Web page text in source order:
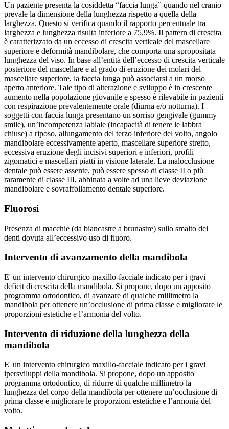
Un paziente presenta la cosiddetta “faccia lunga” quando nel cranio
prevale la dimensione della lunghezza rispetto a quella della
larghezza. Questo si verifica quando il rapporto percentuale tra
larghezza e lunghezza risulta inferiore a 75,9%. Il pattern di crescita
è caratterizzato da un eccesso di crescita verticale del mascellare
superiore e deformità mandibolare, che comporta una spropositata
lunghezza del viso. In base all’entità dell’eccesso di crescita verticale
posteriore del mascellare e al grado di eruzione dei molari del
mascellare superiore, la faccia lunga può associarsi a un morso
aperto anteriore. Tale tipo di alterazione e sviluppo è in crescente
aumento nella popolazione giovanile e spesso è rilevabile in pazienti
con respirazione prevalentemente orale (diurna e/o notturna). I
soggetti con faccia lunga presentano un sorriso gengivale (gummy
smile), un’incompetenza labiale (incapacità di tenere le labbra
chiuse) a riposo, allungamento del terzo inferiore del volto, angolo
mandibolare eccessivamente aperto, mascellare superiore stretto,
eccessiva eruzione degli incisivi superiori e inferiori, profili
zigomatici e mascellari piatti in visione laterale. La malocclusione
dentale può essere assente, può essere spesso di classe II o più
raramente di classe III, abbinata a volte ad una lieve deviazione
mandibolare e sovraffollamento dentale superiore.
Fluorosi
Presenza di macchie (da biancastre a brunastre) sullo smalto dei
denti dovuta all’eccessivo uso di fluoro.
Intervento di avanzamento della mandibola
E' un intervento chirurgico maxillo-facciale indicato per i gravi
deficit di crescita della mandibola. Si propone, dopo un apposito
programma ortodontico, di avanzare di qualche millimetro la
mandibola per ottenere un’occlusione di prima classe e migliorare le
proporzioni estetiche e l’armonia del volto.
Intervento di riduzione della lunghezza della
mandibola
E' un intervento chirurgico maxillo-facciale indicato per i gravi
ipersviluppi della mandibola. Si propone, dopo un apposito
programma ortodontico, di ridurre di qualche millimetro la
lunghezza del corpo della mandibola per ottenere un’occlusione di
prima classe e migliorare le proporzioni estetiche e l’armonia del
volto.